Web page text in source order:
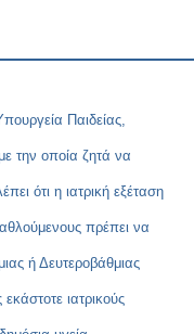
Παιδείας,
την οποία ζητά να
ότι η ιατρική εξέταση
πρέπει να
ή Δευτεροβάθμιας
ιατρικούς